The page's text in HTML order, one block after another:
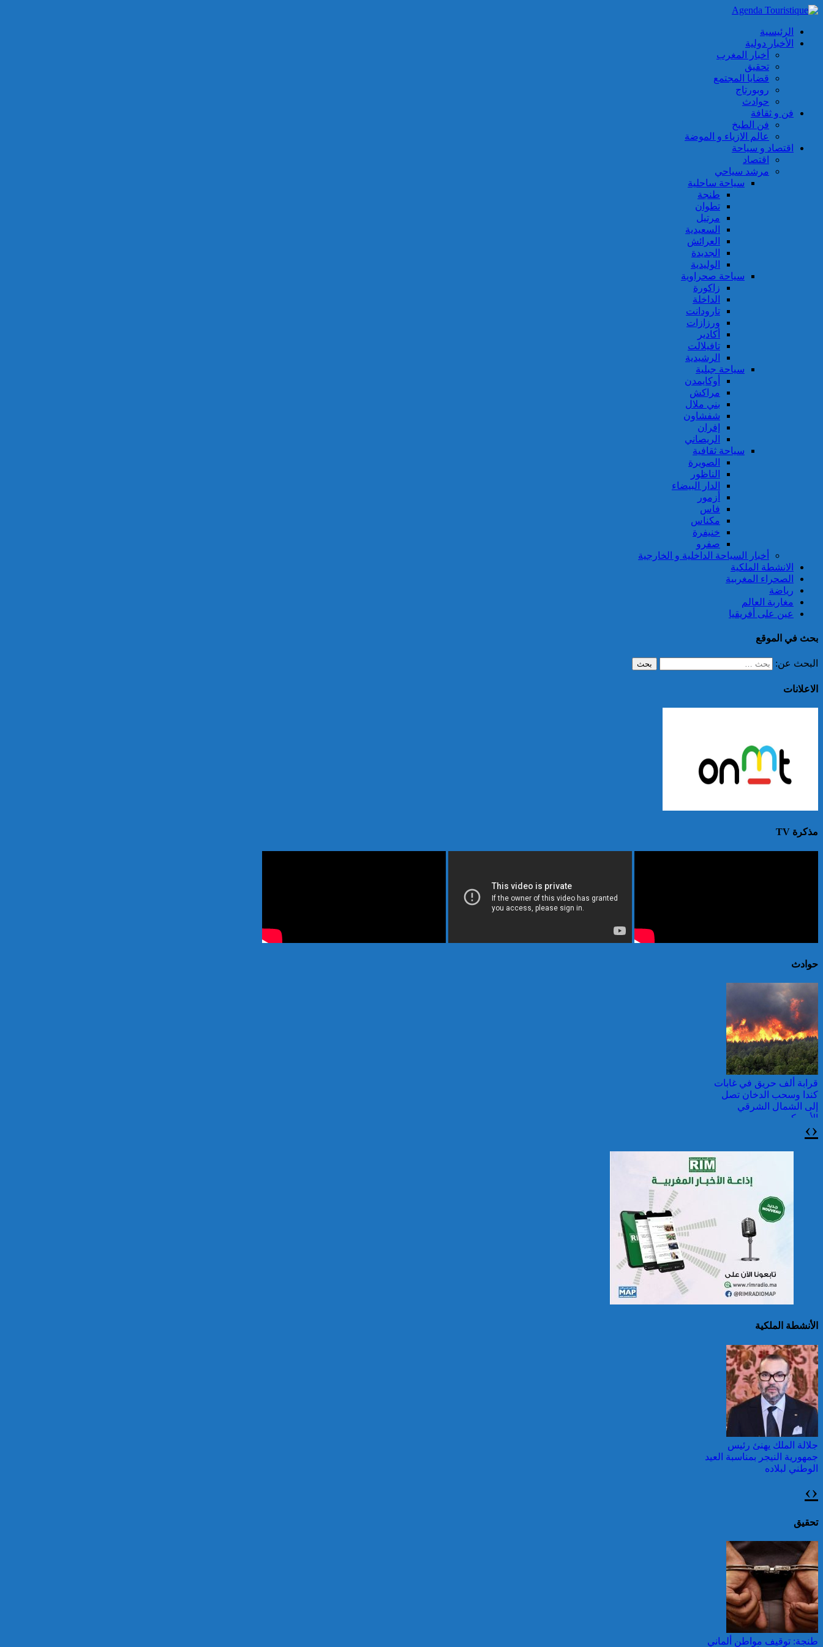
الرئيسية
الأخبار دولية
أخبار المغرب
تحقيق
قضايا المجتمع
روبورتاج
حوادث
فن و ثقافة
فن الطبخ
عالم الازياء و الموضة
اقتصاد و سياحة
اقتصاد
مرشد سياحي
سياحة ساحلية
طنجة
تطوان
مرتيل
السعيدية
العرائش
الجديدة
الوليدية
سياحة صحراوية
زاكورة
الداخلة
تارودانت
ورزازات
أكادير
تافيلالت
الرشيدية
سياحة جبلية
أوكايمدن
مراكش
بني ملال
شفشاون
إفران
الريصاني
سياحة ثقافية
الصويرة
الناظور
الدار البيضاء
أزمور
فاس
مكناس
خنيفرة
صفرو
أخبار السياحة الداخلية و الخارجية
الانشطة الملكية
الصحراء المغربية
رياضة
مغاربة العالم
عين على أفريقيا
بحث في الموقع
البحث عن:
الاعلانات
مذكرة TV
حوادث
قرابة ألف حريق في غابات
كندا وسحب الدخان تصل
إلى الشمال الشرقي
الأمريكي
حرائق الغابات : الاتحاد
الأوروبي يعبئ إمكانياته
لدعم فرنسا والبرتغال
25 قتيلا و2823 جريحا
حصيلة حوادث السير
بالمناطق الحضرية خلال
الأسبوع المنصرم
حصيلة حوادث السير
الأسبوع المنصرم
42 قتيلا و3058 جريحا
حصيلة حوادث السير
‹
›
الأنشطة الملكية
جلالة الملك يهنئ رئيس
جمهورية النيجر بمناسبة العيد
الوطني لبلاده
برقية تهنئة من جلالة الملك
إلى الرئيس السويسري
بمناسبة العيد الوطني لبلاده
‹
›
تحقيق
طنجة: توقيف مواطن ألماني